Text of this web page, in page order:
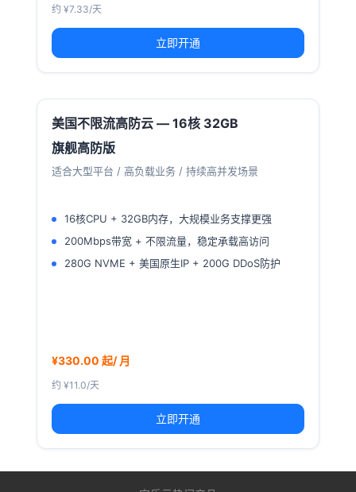
约 ¥7.33/天
立即开通
美国不限流高防云 — 16核 32GB
旗舰高防版
适合大型平台 / 高负载业务 / 持续高并发场景
16核CPU + 32GB内存，大规模业务支撑更强
200Mbps带宽 + 不限流量，稳定承载高访问
280G NVME + 美国原生IP + 200G DDoS防护
¥330.00 起/ 月
约 ¥11.0/天
立即开通